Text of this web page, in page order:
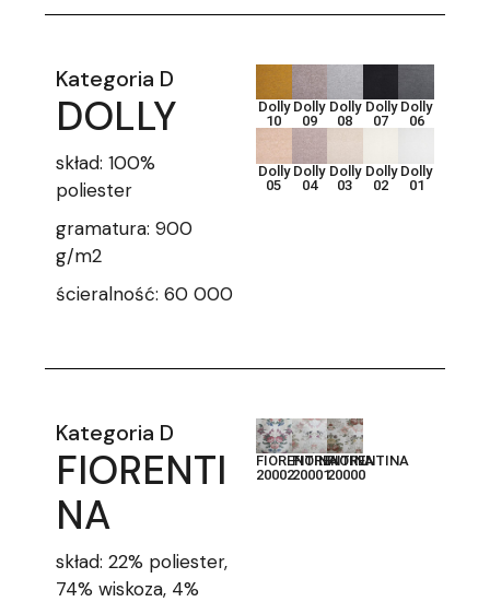
Kategoria D
DOLLY
skład: 100%
poliester
gramatura: 900
g/m2
ścieralność: 60 000
Dolly
10
Dolly
09
Dolly
08
Dolly
07
Dolly
06
Dolly
05
Dolly
04
Dolly
03
Dolly
02
Dolly
01
Kategoria D
FIORENTI
NA
skład: 22% poliester,
74% wiskoza, 4%
FIORENTINA
20002
FIORENTINA
20001
FIORENTINA
20000